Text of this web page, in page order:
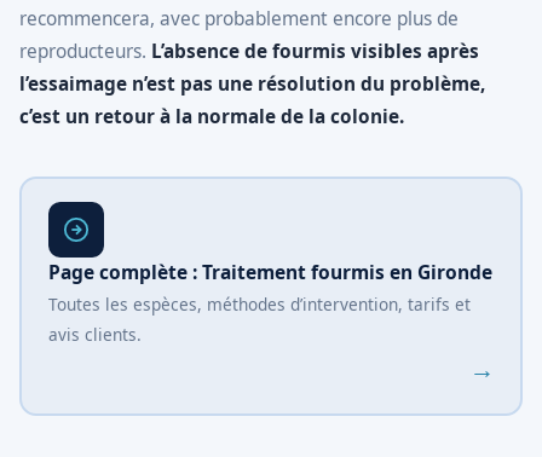
recommencera, avec probablement encore plus de
reproducteurs. L’absence de fourmis visibles après
l’essaimage n’est pas une résolution du problème,
c’est un retour à la normale de la colonie.
Page complète : Traitement fourmis en Gironde
Toutes les espèces, méthodes d’intervention, tarifs et
avis clients.
→